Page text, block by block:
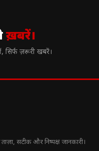
ख़बरें।
सिर्फ ज़रूरी खबरें।
सटीक और निष्पक्ष जानकारी।